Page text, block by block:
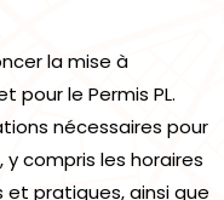
la mise à
pour le Permis PL.
nécessaires pour
compris les horaires
et pratiques, ainsi que